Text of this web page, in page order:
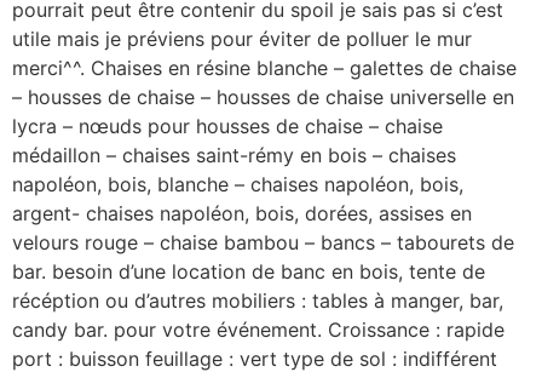
pourrait peut être contenir du spoil je sais pas si c’est
utile mais je préviens pour éviter de polluer le mur
merci^^. Chaises en résine blanche – galettes de chaise
– housses de chaise – housses de chaise universelle en
lycra – nœuds pour housses de chaise – chaise
médaillon – chaises saint-rémy en bois – chaises
napoléon, bois, blanche – chaises napoléon, bois,
argent- chaises napoléon, bois, dorées, assises en
velours rouge – chaise bambou – bancs – tabourets de
bar. besoin d’une location de banc en bois, tente de
récéption ou d’autres mobiliers : tables à manger, bar,
candy bar. pour votre événement. Croissance : rapide
port : buisson feuillage : vert type de sol : indifférent